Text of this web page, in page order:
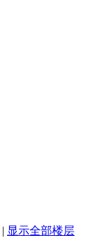
| 显示全部楼层